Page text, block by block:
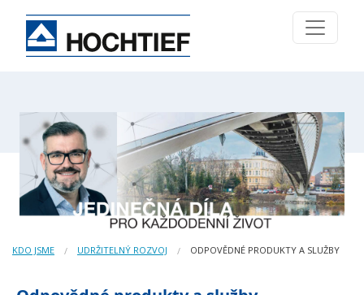
KDO JSME UDRŽITELNÝ ROZVOJ ODPOVĚDNÉ PRODUKTY A SLUŽBY